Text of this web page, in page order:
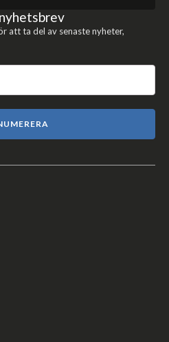
att ta del av senaste nyheter,